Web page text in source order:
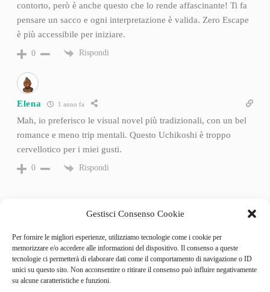
Gestisci Consenso Cookie
Per fornire le migliori esperienze, utilizziamo tecnologie come i cookie per
memorizzare e/o accedere alle informazioni del dispositivo. Il consenso a queste
tecnologie ci permetterà di elaborare dati come il comportamento di navigazione o ID
unici su questo sito. Non acconsentire o ritirare il consenso può influire negativamente
su alcune caratteristiche e funzioni.
contorto, però è anche questo che lo rende affascinante! Ti fa
pensare un sacco e ogni interpretazione è valida. Zero Escape
è più accessibile per iniziare.
0 Rispondi
Elena 1 anno fa
Mah, io preferisco le visual novel più tradizionali, con un bel
romance e meno trip mentali. Questo Uchikoshi è troppo
cervellotico per i miei gusti.
0 Rispondi